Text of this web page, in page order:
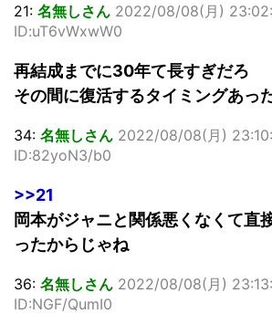
21: 名無しさん 2022/08/08(月)
ID:uT6vWxwW0
再結成までに30年て長すぎだろ
その間に復活するタイミングあっ
34: 名無しさん 2022/08/08(月)
ID:82yoN3/b0
>>21
岡本がジャニと関係悪くなくて直
ったからじゃね
36: 名無しさん 2022/08/08(月)
ID:NGF/QumI0